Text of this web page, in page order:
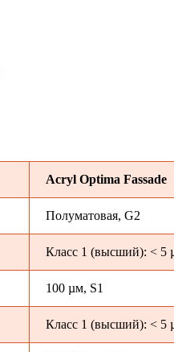
Acryl Optima Fassade
Полуматовая, G2
Класс 1 (высший): < 5
100 µм, S1
Класс 1 (высший): < 5